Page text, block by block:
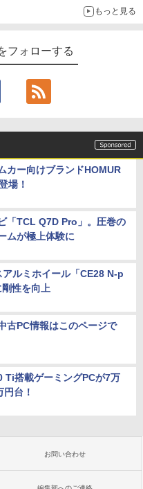
もっと見る
フォローする
カー向けブランドHOMUR
場！
「TCL Q7D Pro」。圧巻の
ムが極上体験に
アルミホイール「CE28 N-p
性を向上
古PC情報はこのページで
Ti搭載ゲーミングPCが7万
台！
お問い合わせ